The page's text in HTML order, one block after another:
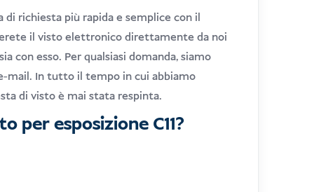
richiesta più rapida e semplice con il
il visto elettronico direttamente da noi
con esso. Per qualsiasi domanda, siamo
mail. In tutto il tempo in cui abbiamo
di visto è mai stata respinta.
per esposizione C11?